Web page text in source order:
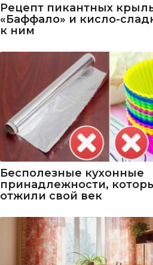
Рецепт пикантных
«Баффало» и кисло-
к ним
Бесполезные кухонные
принадлежности,
отжили свой век